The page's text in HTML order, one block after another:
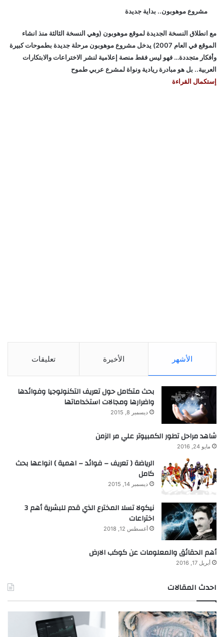
مشروع موهوبون.. بداية جديدة
مع انطلاق النسخة الجديدة لموقع موهوبون (وهي النسخة الثالثة منذ انشاء
الموقع في العام 2007) يدخل مشروع موهوبون مرحلة جديدة بطموحات كبيرة
وأفكار متجددة… فهو ليس فقط منصة إعلامية لنشر الاختراعات والابتكارات
العربية.. بل هو مبادرة ريادية ونواة لمشرع عربي طموح
إستكمال القراءة
الأشهر الأخيرة تعليقات
بحث متكامل حول تعريف التكنولوجيا وفوائدها
واضرارها ومجالات استخداماتها
ديسمبر 8, 2015
شاهد مراحل تطور الكمبيوتر علي مر الزمن
مايو 24, 2016
الرياضة ( تعريف – فوائد – اهمية ) انواعها بحث
كامل
ديسمبر 14, 2015
نيكولا تسلا المخترع الذي قدم للبشرية أهم 3
اختراعات
أغسطس 12, 2018
أهم الحقائق والمعلومات عن كوكب الارض
أبريل 17, 2016
احدث المقالات